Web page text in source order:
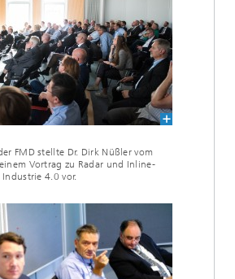
FMD stellte Dr. Dirk Nüßler vom
Vortrag zu Radar und Inline-
4.0 vor.